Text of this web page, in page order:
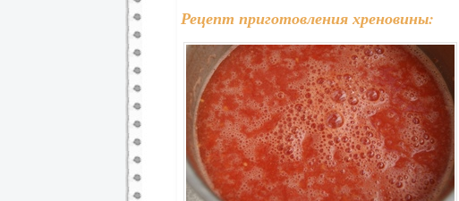
Рецепт приготовления хреновины: